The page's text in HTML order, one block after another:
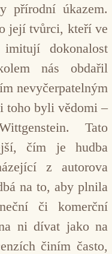
přírodní úkazem.
její tvůrci, kteří ve
dokonalost
nás obdařil
nevyčerpatelným
toho byli vědomi –
Tato
čím je hudba
z autorova
na to, aby plnila
či komerční
ni dívat jako na
činím často,